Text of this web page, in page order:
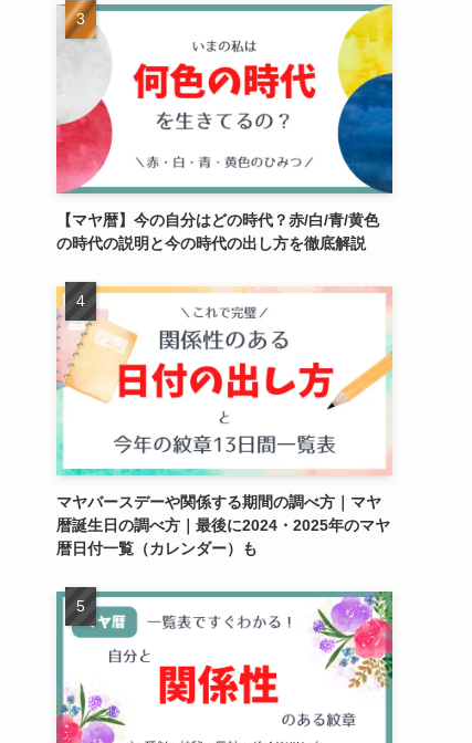
【マヤ暦】今の自分はどの時代？赤/白/青/黄色
の時代の説明と今の時代の出し方を徹底解説
マヤバースデーや関係する期間の調べ方｜マヤ
暦誕生日の調べ方｜最後に2024・2025年のマヤ
暦日付一覧（カレンダー）も